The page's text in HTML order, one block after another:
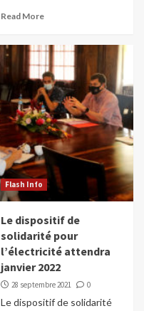
Read More
Flash Info
Le dispositif de
solidarité pour
l’électricité attendra
janvier 2022
28 septembre 2021 0
Le dispositif de solidarité